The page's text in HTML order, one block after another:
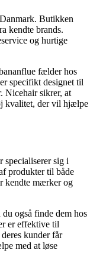
Butikken
kendte brands.
og hurtige
fælder hos
specifikt designet til
Nicehair sikrer, at
kvalitet, der vil hjælpe
specialiserer sig i
produkter til både
kendte mærker og
også finde dem hos
er effektive til
kunder får
med at løse